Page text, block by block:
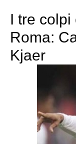
I tre
Roma:
Kjaer